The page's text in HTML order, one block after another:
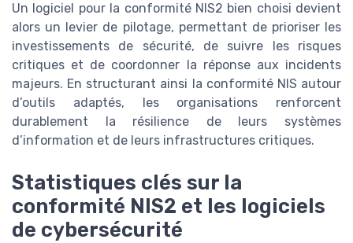
Un logiciel pour la conformité NIS2 bien choisi devient
alors un levier de pilotage, permettant de prioriser les
investissements de sécurité, de suivre les risques
critiques et de coordonner la réponse aux incidents
majeurs. En structurant ainsi la conformité NIS autour
d’outils adaptés, les organisations renforcent
durablement la résilience de leurs systèmes
d’information et de leurs infrastructures critiques.
Statistiques clés sur la
conformité NIS2 et les logiciels
de cybersécurité